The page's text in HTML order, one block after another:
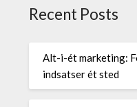
Recent Posts
Alt-i-ét marketing:
indsatser ét sted